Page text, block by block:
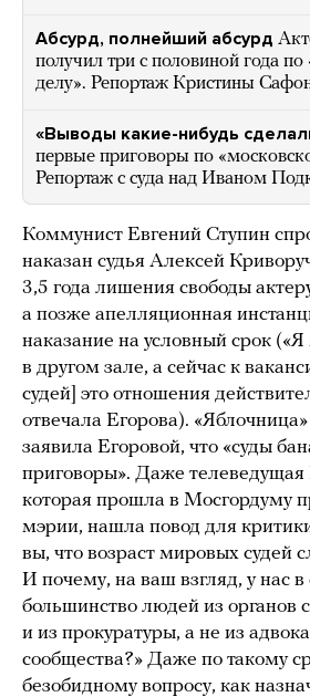
Абсурд, полнейший абсурд
получил три с половиной года
делу». Репортаж Кристины
«Выводы какие-нибудь
первые приговоры по
Репортаж с суда над Иваном
Коммунист Евгений Ступин
наказан судья Алексей
3,5 года лишения свободы
а позже апелляционная
наказание на условный срок («Я
в другом зале, а сейчас к
судей] это отношения
отвечала Егорова).
заявила Егоровой, что «суды
приговоры». Даже
которая прошла в Мосгордуму
мэрии, нашла повод для
вы, что возраст мировых судей
И почему, на ваш взгляд, у нас в
большинство людей из органов
и из прокуратуры, а не из
сообщества?» Даже по такому
безобидному вопросу, как